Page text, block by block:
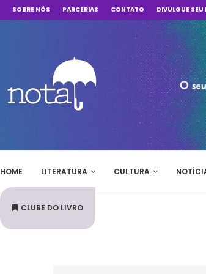
SOBRE NÓS PARCERIAS CONTATO DIVULGUE SEU
HOME LITERATURA CULTURA
CLUBE DO LIVRO